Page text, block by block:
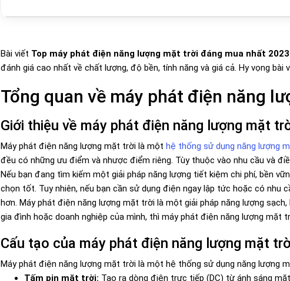
Bài viết Top máy phát điện năng lượng mặt trời đáng mua nhất 2023
đánh giá cao nhất về chất lượng, độ bền, tính năng và giá cả. Hy vọng
Tổng quan về máy phát điện năng
Giới thiệu về máy phát điện năng lượng mặt
Máy phát điện năng lượng mặt trời là mộthệ thống sử dụng năng lượng
đều có những ưu điểm và nhược điểm riêng. Tùy thuộc vào nhu cầu và
Nếu bạn đang tìm kiếm một giải pháp năng lượng tiết kiệm chi phí, bền
chọn tốt. Tuy nhiên, nếu bạn cần sử dụng điện ngay lập tức hoặc có
hơn. Máy phát điện năng lượng mặt trời là một giải pháp năng lượng
gia đình hoặc doanh nghiệp của mình, thì máy phát điện năng lượng mặt
Cấu tạo của máy phát điện năng lượng mặt
Máy phát điện năng lượng mặt trời là một hệ thống sử dụng năng lượng
Tấm pin mặt trời: Tạo ra dòng điện trực tiếp (DC) từ ánh sáng